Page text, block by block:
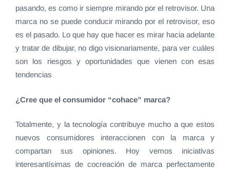
pasando, es como ir siempre mirando por el retrovisor. Una
marca no se puede conducir mirando por el retrovisor, eso
es el pasado. Lo que hay que hacer es mirar hacia adelante
y tratar de dibujar, no digo visionariamente, para ver cuáles
son los riesgos y oportunidades que vienen con esas
tendencias
¿Cree que el consumidor “cohace” marca?
Totalmente, y la tecnología contribuye mucho a que estos
nuevos consumidores interaccionen con la marca y
compartan sus opiniones. Hoy vemos iniciativas
interesantísimas de cocreación de marca perfectamente